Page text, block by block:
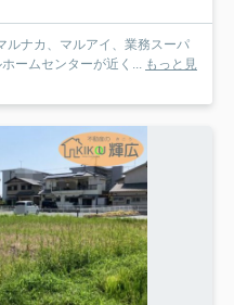
ルナカ、マルアイ、業務スーパ
ームセンターが近く... もっと見